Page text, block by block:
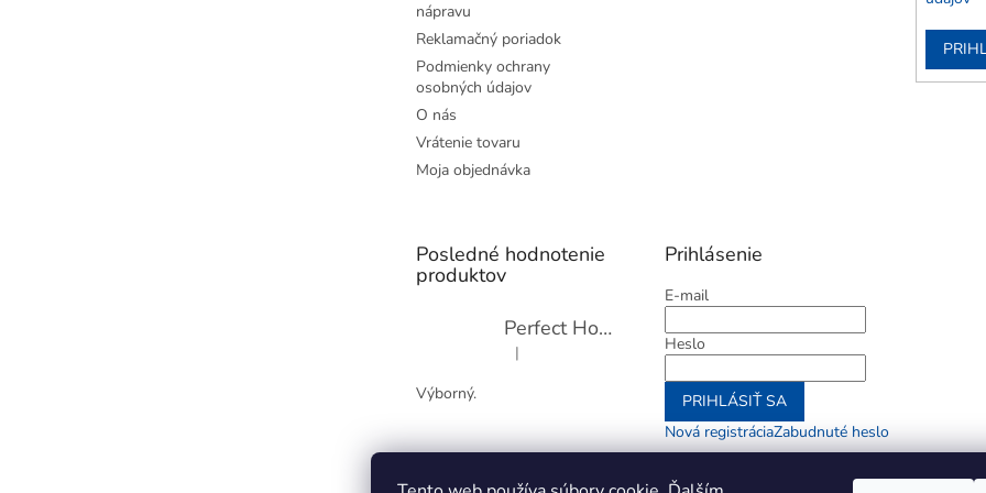
nápravu
Reklamačný poriadok
Podmienky ochrany
osobných údajov
O nás
Vrátenie tovaru
Moja objednávka
Posledné hodnotenie
produktov
Perfect Home Tĺčik na mäso so sekáčikom, 56893
Hodnotenie produktu je 5 z 5 hviezdičiek.
|
Výborný.
Prihlásenie
E-mail
Heslo
PRIHLÁSIŤ SA
Nová registráciaZabudnuté heslo
alebo